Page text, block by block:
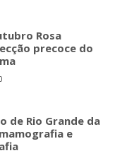
Rosa
precoce do
de Rio Grande da
e